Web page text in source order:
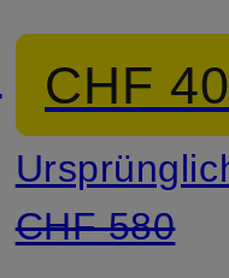
ARROW
CHF
CHF 580